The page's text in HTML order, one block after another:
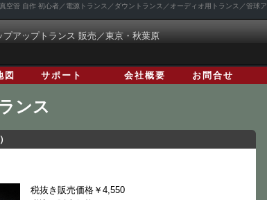
管 自作 初心者／電源トランス／ダウントランス／オーディオ用トランス／管球ア
アップトランス 販売／東京・秋葉原
図 サポート 会社概要 お問合せ
ンス
税抜き販売価格￥4,550